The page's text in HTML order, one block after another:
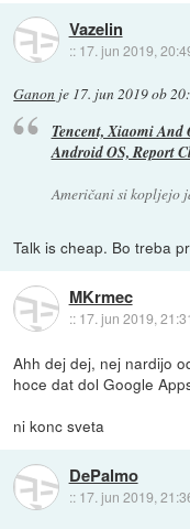
Vazelin
:: 17. jun 2019,
Ganon je 17. jun 2019 ob
Tencent, Xiaomi And
Android OS, Report
Američani si kopljejo
Talk is cheap. Bo treba
MKrmec
:: 17. jun 2019,
Ahh dej dej, nej nardijo
hoce dat dol Google
ni konc sveta
DePalmo
:: 17. jun 2019,